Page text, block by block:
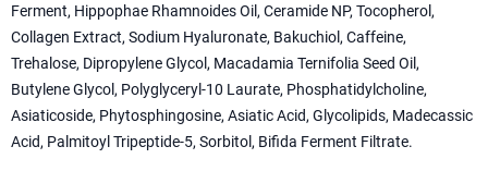
Ferment, Hippophae Rhamnoides Oil, Ceramide NP, Tocopherol,
Collagen Extract, Sodium Hyaluronate, Bakuchiol, Caffeine,
Trehalose, Dipropylene Glycol, Macadamia Ternifolia Seed Oil,
Butylene Glycol, Polyglyceryl-10 Laurate, Phosphatidylcholine,
Asiaticoside, Phytosphingosine, Asiatic Acid, Glycolipids, Madecassic
Acid, Palmitoyl Tripeptide-5, Sorbitol, Bifida Ferment Filtrate.